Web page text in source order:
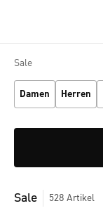
Sale
Damen Herren
Sale 528 Artikel